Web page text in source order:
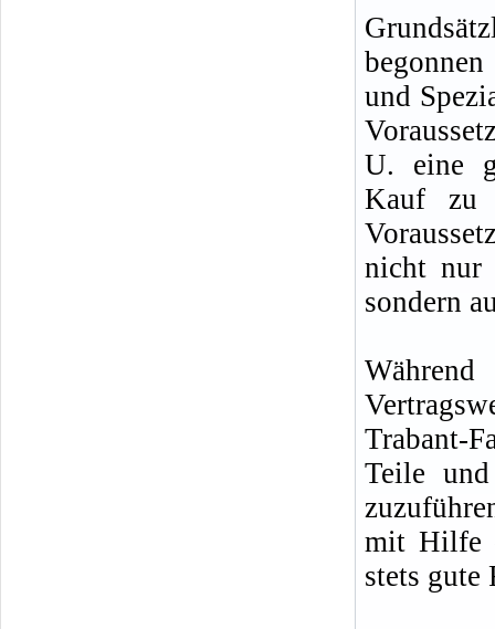
und
U. eine
Kauf zu
nicht nur
sondern
Trabant-
Teile und
mit Hilfe
stets gute